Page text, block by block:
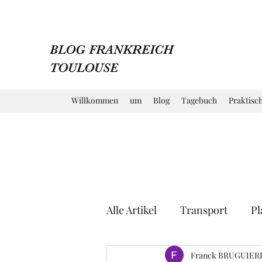
BLOG FRANKREICH
TOULOUSE
Willkommen um Blog Tagebuch
Alle Artikel Transport
Kirche
Franck